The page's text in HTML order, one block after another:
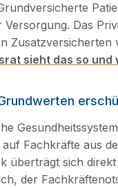
Das
Zusatzversicherten
sieht das so
Fachkräfte aus
überträgt sich
der